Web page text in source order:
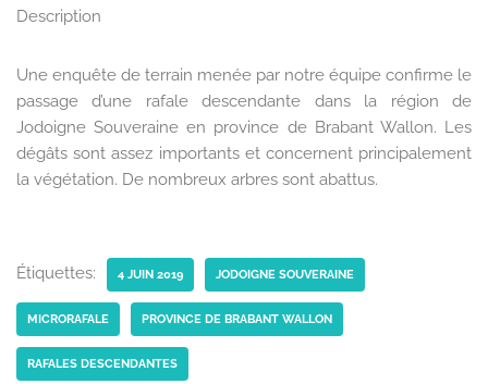
Description
Une enquête de terrain menée par notre équipe confirme le
passage d’une rafale descendante dans la région de
Jodoigne Souveraine en province de Brabant Wallon. Les
dégâts sont assez importants et concernent principalement
la végétation. De nombreux arbres sont abattus.
Étiquettes: 4 JUIN 2019 JODOIGNE SOUVERAINE
MICRORAFALE PROVINCE DE BRABANT WALLON
RAFALES DESCENDANTES